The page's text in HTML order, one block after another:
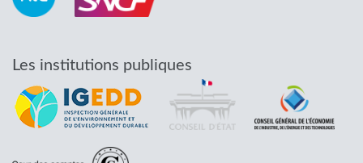
Les institutions publiques